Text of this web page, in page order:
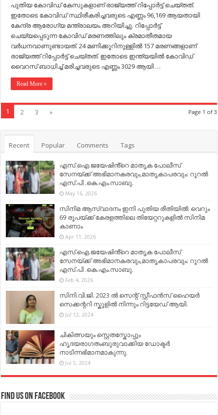
പുതിയ കോവിഡ്​ കേസുകളാണ് രാജ്യത്ത്​ റിപ്പോര്‍ട്ട്​ ചെയ്​തത്​.
ഇതോടെ കോവിഡ്​ സ്ഥിരീകരിച്ചവരുടെ എണ്ണം 96,169 ആയതായി
കേന്ദ്ര ആരോഗ്യ മന്ത്രാലയം അറിയിച്ചു. റിപ്പോര്‍ട്ട്​
ചെയ്യപ്പെടുന്ന കോവിഡ് മരണത്തിലും ക്രമാതീതമായ
വര്‍ധനവാണുണ്ടായത്​. 24 മണിക്കൂറിനുള്ളില്‍ 157 മരണങ്ങളാണ്​
രാജ്യത്ത് റിപ്പോര്‍ട്ട് ചെയ്​തത്​. ഇതോടെ ഇന്ത്യയില്‍ കോവിഡ്​
വൈറസ്​ ബാധിച്ച്‌​ മരിച്ചവരുടെ എണ്ണം 3029 ആയി …
Read More »
Page 1 of 3
1 2 3 »
Recent Popular Comments Tags
എസ്.ഐ.ജയേഷിൻ്റെ മാതൃക പോലീസ്
സേനയ്ക്ക് അഭിമാനകരവും,മാതൃകാപരവും: റൂറൽ
എസ്.പി .കെ.എം.സാബു.
May 16, 2026
സിനിമ ആസ്വാദനം ഇനി പുതിയ രീതിയിൽ: വെറും
69 രൂപയ്ക്ക് കേരളത്തിലെ തിയേറ്ററുകളിൽ സിനിമ
കാണാം
Apr 11, 2026
എസ്.ഐ.ജയേഷിൻ്റെ മാതൃക പോലീസ്
സേനയ്ക്ക് അഭിമാനകരവും,മാതൃകാപരവും: റൂറൽ
എസ്.പി .കെ.എം.സാബു.
Feb 4, 2026
സിനി.വി.ജി. 2023 ൽ സെന്റ് സ്റ്റീഫൻസ് ഹൈയർ
സെക്കന്ററി സ്കൂളിൽ നിന്നും റിട്ടയേഡ് ആയി.
Jul 12, 2024
ചികിത്സയും സ്റ്റെതസ്കോപ്പും
ഹൃദയരാഗതംബുരുവാക്കിയ ഡോക്ടർ
നാടിന്നഭിമാനമാകുന്നു.
Jul 5, 2024
Find us on Facebook